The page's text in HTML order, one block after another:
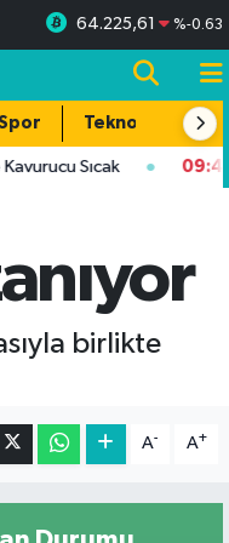
64.225,61 %-0.63
Teknoloji
Sıcak 09:48
birlikte
A- A+